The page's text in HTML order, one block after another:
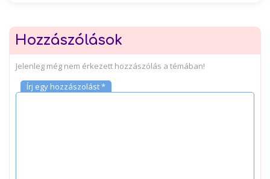
Hozzászólások
Jelenleg még nem érkezett hozzászólás a témában!
Írj egy hozzászolást *